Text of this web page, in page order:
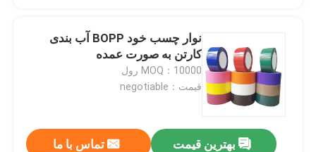
نوار چسب خود BOPP آب بندی
کارتن به صورت عمده
MOQ：10000 رول
قیمت：negotiable
بهترین قیمت تماس با ما